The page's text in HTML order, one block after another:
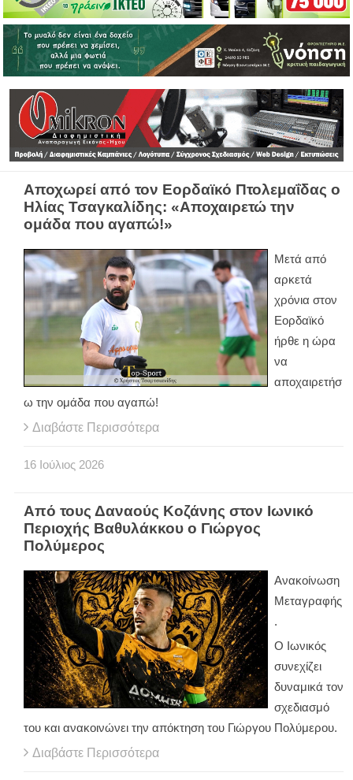
Αποχωρεί από τον Εορδαϊκό Πτολεμαΐδας ο
Ηλίας Τσαγκαλίδης: «Αποχαιρετώ την
ομάδα που αγαπώ!»
Μετά από
αρκετά
χρόνια στον
Εορδαϊκό
ήρθε η ώρα
να
αποχαιρετήσ
ω την ομάδα που αγαπώ!
Διαβάστε Περισσότερα
16 Ιούλιος 2026
Από τους Δαναούς Κοζάνης στον Ιωνικό
Περιοχής Βαθυλάκκου ο Γιώργος
Πολύμερος
Ανακοίνωση
Μεταγραφής
.
Ο Ιωνικός
συνεχίζει
δυναμικά τον
σχεδιασμό
του και ανακοινώνει την απόκτηση του Γιώργου Πολύμερου.
Διαβάστε Περισσότερα